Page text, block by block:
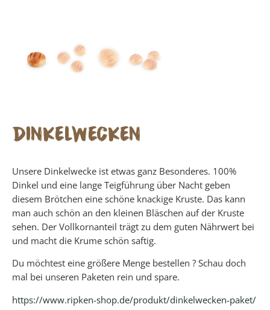
DINKELWECKEN
Unsere Dinkelwecke ist etwas ganz Besonderes. 100%
Dinkel und eine lange Teigführung über Nacht geben
diesem Brötchen eine schöne knackige Kruste. Das kann
man auch schön an den kleinen Bläschen auf der Kruste
sehen. Der Vollkornanteil trägt zu dem guten Nährwert bei
und macht die Krume schön saftig.
Du möchtest eine größere Menge bestellen ? Schau doch
mal bei unseren Paketen rein und spare.
https://www.ripken-shop.de/produkt/dinkelwecken-paket/